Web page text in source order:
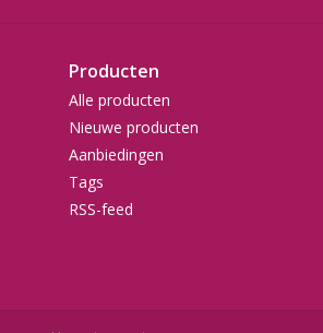
Producten
Alle producten
Nieuwe producten
Aanbiedingen
Tags
RSS-feed